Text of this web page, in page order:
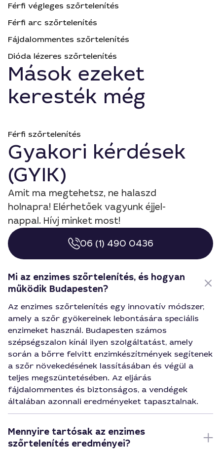
Férfi végleges szőrtelenítés
Férfi arc szőrtelenítés
Fájdalommentes szőrtelenítés
Dióda lézeres szőrtelenítés
Mások ezeket
keresték még
Férfi szőrtelenítés
Gyakori kérdések
(GYIK)
Amit ma megtehetsz, ne halaszd
holnapra! Elérhetőek vagyunk éjjel-
nappal. Hívj minket most!
06 (1) 490 0436
Mi az enzimes szőrtelenítés, és hogyan
működik Budapesten?
Az enzimes szőrtelenítés egy innovatív módszer,
amely a szőr gyökereinek lebontására speciális
enzimeket használ. Budapesten számos
szépségszalon kínál ilyen szolgáltatást, amely
során a bőrre felvitt enzimkészítmények segítenek
a szőr növekedésének lassításában és végül a
teljes megszüntetésében. Az eljárás
fájdalommentes és biztonságos, a vendégek
általában azonnali eredményeket tapasztalnak.
Mennyire tartósak az enzimes
szőrtelenítés eredményei?